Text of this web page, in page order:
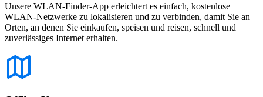
Unsere WLAN-Finder-App erleichtert es einfach, kostenlose
WLAN-Netzwerke zu lokalisieren und zu verbinden, damit Sie an
Orten, an denen Sie einkaufen, speisen und reisen, schnell und
zuverlässiges Internet erhalten.